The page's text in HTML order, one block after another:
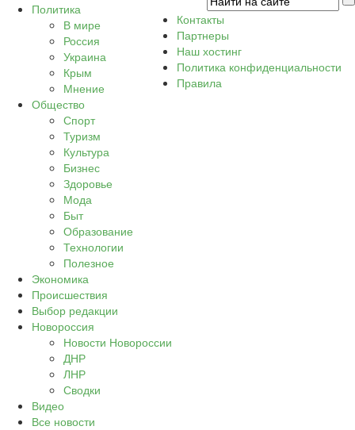
Политика
В мире
Россия
Украина
Крым
Мнение
Общество
Спорт
Туризм
Культура
Бизнес
Здоровье
Мода
Быт
Образование
Технологии
Полезное
Экономика
Происшествия
Выбор редакции
Новороссия
Новости Новороссии
ДНР
ЛНР
Сводки
Видео
Все новости
Контакты
Партнеры
Наш хостинг
Политика конфиденциальности
Правила